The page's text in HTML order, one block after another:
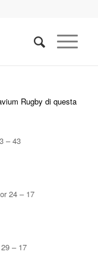
Rugby di questa
– 43
24 – 17
– 17